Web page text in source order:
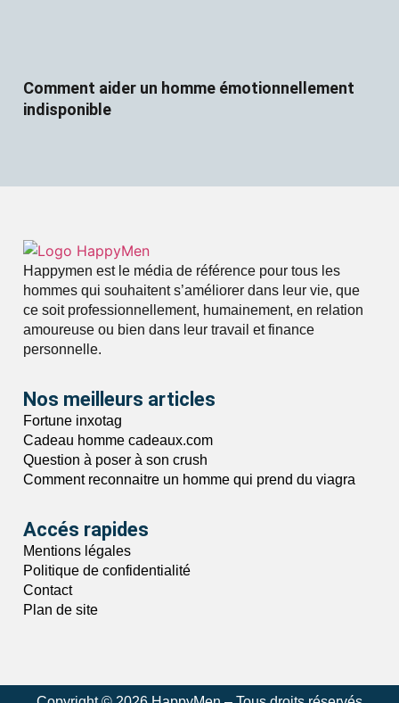
Comment aider un homme émotionnellement
indisponible
Happymen est le média de référence pour tous les
hommes qui souhaitent s’améliorer dans leur vie, que
ce soit professionnellement, humainement, en relation
amoureuse ou bien dans leur travail et finance
personnelle.
Nos meilleurs articles
Fortune inxotag
Cadeau homme cadeaux.com
Question à poser à son crush
Comment reconnaitre un homme qui prend du viagra
Accés rapides
Mentions légales
Politique de confidentialité
Contact
Plan de site